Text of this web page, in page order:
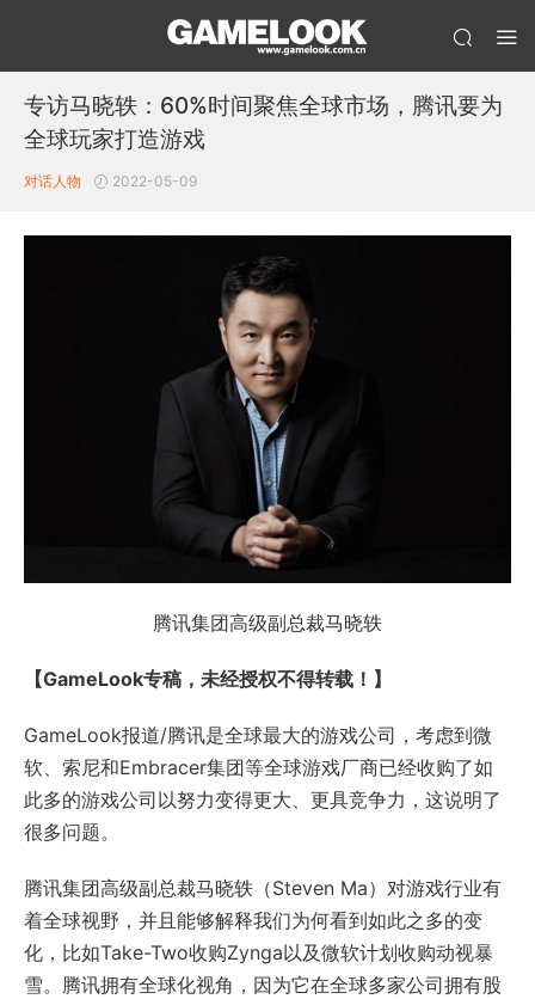
专访马晓轶：60%时间聚焦全球市场，腾讯要为
全球玩家打造游戏
对话人物 2022-05-09
腾讯集团高级副总裁马晓轶
【GameLook专稿，未经授权不得转载！】
GameLook报道/腾讯是全球最大的游戏公司，考虑到微
软、索尼和Embracer集团等全球游戏厂商已经收购了如
此多的游戏公司以努力变得更大、更具竞争力，这说明了
很多问题。
腾讯集团高级副总裁马晓轶（Steven Ma）对游戏行业有
着全球视野，并且能够解释我们为何看到如此之多的变
化，比如Take-Two收购Zynga以及微软计划收购动视暴
雪。腾讯拥有全球化视角，因为它在全球多家公司拥有股